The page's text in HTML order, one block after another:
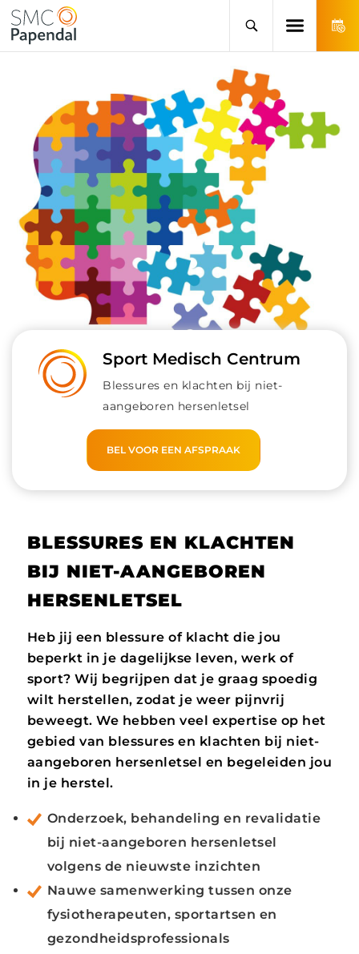
Sport Medisch Centrum
Blessures en klachten bij niet-
aangeboren hersenletsel
BEL VOOR EEN AFSPRAAK
BLESSURES EN KLACHTEN
BIJ NIET-AANGEBOREN
HERSENLETSEL
Heb jij een blessure of klacht die jou
beperkt in je dagelijkse leven, werk of
sport? Wij begrijpen dat je graag spoedig
wilt herstellen, zodat je weer pijnvrij
beweegt. We hebben veel expertise op het
gebied van blessures en klachten bij niet-
aangeboren hersenletsel en begeleiden jou
in je herstel.
Onderzoek, behandeling en revalidatie
bij niet-aangeboren hersenletsel
volgens de nieuwste inzichten
Nauwe samenwerking tussen onze
fysiotherapeuten, sportartsen en
gezondheidsprofessionals